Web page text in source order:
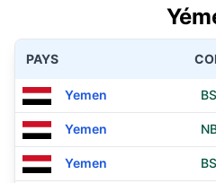
PAYS
Yemen
Yemen
Yemen